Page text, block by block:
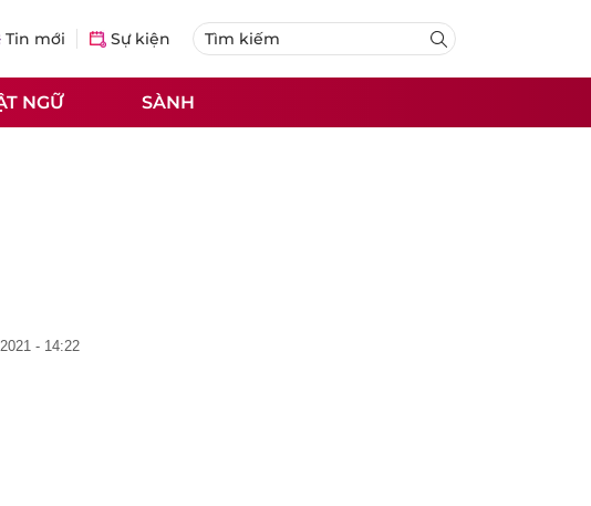
Tin mới Sự kiện
NGỮ SÀNH
- 14:22